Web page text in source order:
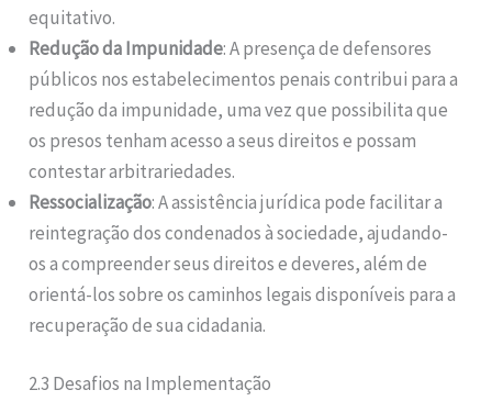
equitativo.
Redução da Impunidade: A presença de defensores
públicos nos estabelecimentos penais contribui para a
redução da impunidade, uma vez que possibilita que
os presos tenham acesso a seus direitos e possam
contestar arbitrariedades.
Ressocialização: A assistência jurídica pode facilitar a
reintegração dos condenados à sociedade, ajudando-
os a compreender seus direitos e deveres, além de
orientá-los sobre os caminhos legais disponíveis para a
recuperação de sua cidadania.
2.3 Desafios na Implementação